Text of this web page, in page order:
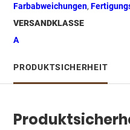
Farbabweichungen,
VERSANDKLASSE
A
PRODUKTSICHERHEIT